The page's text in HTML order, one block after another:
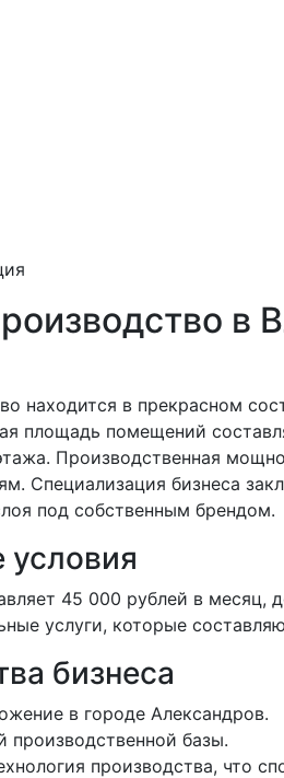
в
находится в прекрасном
площадь помещений
Производственная
Специализация бизнеса
под собственным брендом.
45 000 рублей в месяц,
услуги, которые
бизнеса
в городе Александров.
производственной базы.
производства, что